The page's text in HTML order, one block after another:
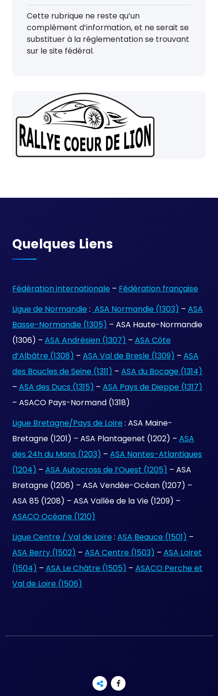
Cette rubrique ne reste qu’un
complément d’information, et ne serait se
substituer à la réglementation se trouvant
sur le site fédéral.
Quelques Liens
Fédération internationale – Fédération française
Ligue de Normandie : ASA Normandie (1303) – ASA
Basse-Normandie (1305) – ASA Haute-Normandie
(1306) – ASA Andrésien (1307) – ASA Côte
d’Albâtre (1308) – ASA Val de Bresle (1309) – ASA
des Boucles de Seine (1311) – ASA du Bocage (1314)
– ASA des Ducs (1315) – ASA Pays de Dieppe (1317)
– ASACO Pays-Normand (1318)
Ligue Bretagne/Pays de Loire : ASA Maine-
Bretagne (1201) – ASA Plantagenet (1202) – ASA
des 24h du Mans (1203) – ASA Nantes-Atlantiques
(1204) – ASA Autocross de l’Ouest (1205) – ASA
Bretagne (1206) – ASA Vendée-Océan (1207) –
ASA 85 (1208) – ASA Vallée de la Vie (1209) –
ASACO Océane (1210)
Ligue Centre / Val de Loire : ASA Beauce (1501) –
ASA Berry (1502) – ASA Centre (1503) – ASA Loiret
(1504) – ASA Le Châtre (1505) – ASACO Perche et
Val de Loire (1506)